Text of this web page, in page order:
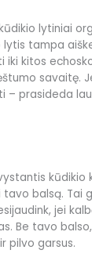
lytiniai
tampa
iki kitos
savaitę.
– prasideda
kūdikio
tavo balsą. Tai
jei
Be tavo
pilvo garsus.